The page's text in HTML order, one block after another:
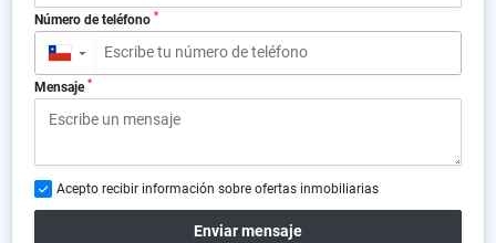
Número de teléfono *
▼
Mensaje *
Acepto recibir información sobre ofertas inmobiliarias
Enviar mensaje